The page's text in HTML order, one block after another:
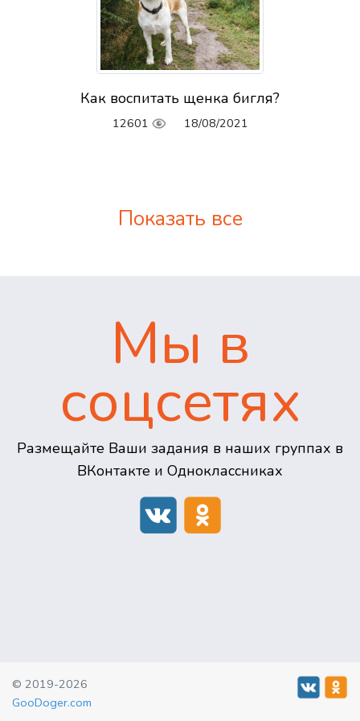
Как воспитать щенка бигля?
12601 18/08/2021
Показать все
Мы в
соцсетях
Размещайте Ваши задания в наших группах в
ВКонтакте и Одноклассниках
© 2019-2026
GooDoger.com